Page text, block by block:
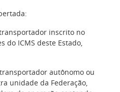
inscrito no
do ICMS deste Estado,
autônomo ou
unidade da Federação,